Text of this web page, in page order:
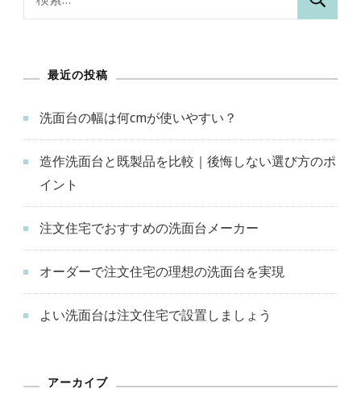
最近の投稿
洗面台の幅は何cmが使いやすい？
造作洗面台と既製品を比較｜後悔しない選び方のポ
イント
注文住宅でおすすめの洗面台メーカー
オーダーで注文住宅の理想の洗面台を実現
よい洗面台は注文住宅で設置しましょう
アーカイブ